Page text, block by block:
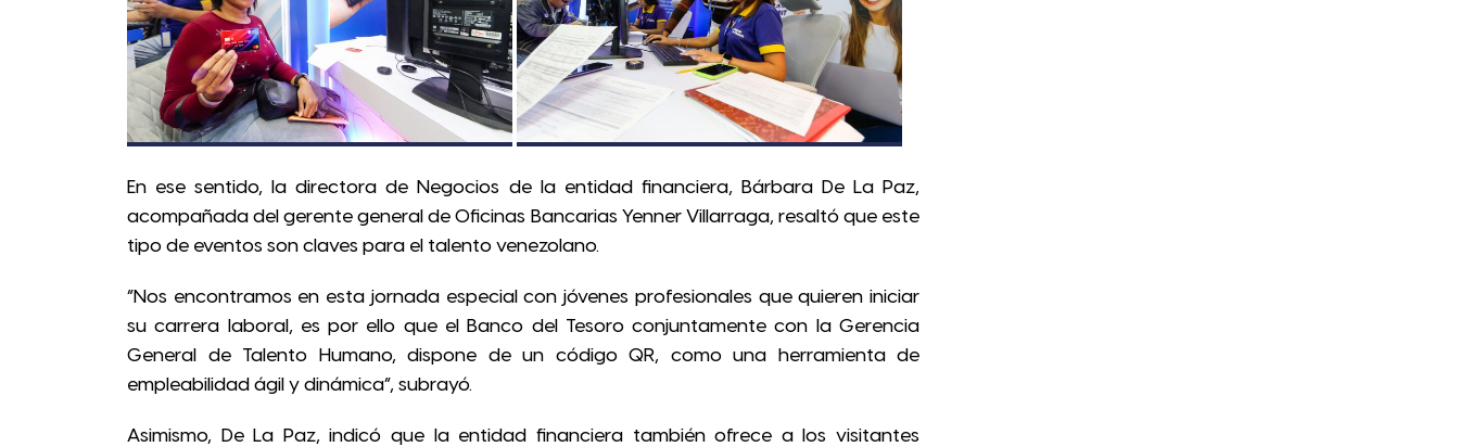
En ese sentido, la directora de Negocios de la entidad financiera, Bárbara De La Paz,
acompañada del gerente general de Oficinas Bancarias Yenner Villarraga, resaltó que este
tipo de eventos son claves para el talento venezolano.
“Nos encontramos en esta jornada especial con jóvenes profesionales que quieren iniciar
su carrera laboral, es por ello que el Banco del Tesoro conjuntamente con la Gerencia
General de Talento Humano, dispone de un código QR, como una herramienta de
empleabilidad ágil y dinámica”, subrayó.
Asimismo, De La Paz, indicó que la entidad financiera también ofrece a los visitantes